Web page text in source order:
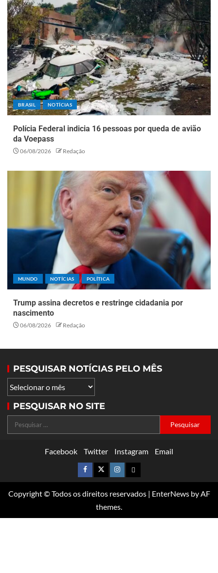
BRASIL NOTÍCIAS
Polícia Federal indicia 16 pessoas por queda de avião
da Voepass
06/08/2026 Redação
MUNDO NOTÍCIAS POLÍTICA
Trump assina decretos e restringe cidadania por
nascimento
06/08/2026 Redação
PESQUISAR NOTÍCIAS PELO MÊS
PESQUISAR NO SITE
Facebook Twitter Instagram Email
Copyright © Todos os direitos reservados | EnterNewsby AF
themes.